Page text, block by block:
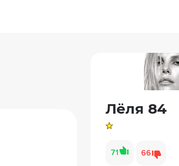
Лёля 84
71 66